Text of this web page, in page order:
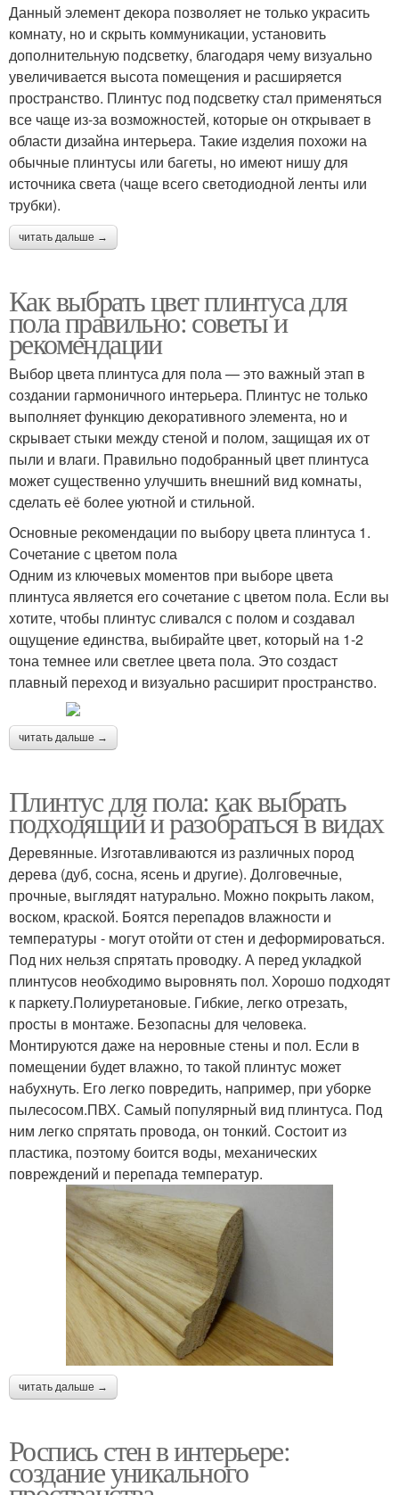
Данный элемент декора позволяет не только украсить
комнату, но и скрыть коммуникации, установить
дополнительную подсветку, благодаря чему визуально
увеличивается высота помещения и расширяется
пространство. Плинтус под подсветку стал применяться
все чаще из-за возможностей, которые он открывает в
области дизайна интерьера. Такие изделия похожи на
обычные плинтусы или багеты, но имеют нишу для
источника света (чаще всего светодиодной ленты или
трубки).
читать дальше →
Как выбрать цвет плинтуса для
пола правильно: советы и
рекомендации
Выбор цвета плинтуса для пола — это важный этап в
создании гармоничного интерьера. Плинтус не только
выполняет функцию декоративного элемента, но и
скрывает стыки между стеной и полом, защищая их от
пыли и влаги. Правильно подобранный цвет плинтуса
может существенно улучшить внешний вид комнаты,
сделать её более уютной и стильной.
Основные рекомендации по выбору цвета плинтуса 1.
Сочетание с цветом пола
Одним из ключевых моментов при выборе цвета
плинтуса является его сочетание с цветом пола. Если вы
хотите, чтобы плинтус сливался с полом и создавал
ощущение единства, выбирайте цвет, который на 1-2
тона темнее или светлее цвета пола. Это создаст
плавный переход и визуально расширит пространство.
читать дальше →
Плинтус для пола: как выбрать
подходящий и разобраться в видах
Деревянные. Изготавливаются из различных пород
дерева (дуб, сосна, ясень и другие). Долговечные,
прочные, выглядят натурально. Можно покрыть лаком,
воском, краской. Боятся перепадов влажности и
температуры - могут отойти от стен и деформироваться.
Под них нельзя спрятать проводку. А перед укладкой
плинтусов необходимо выровнять пол. Хорошо подходят
к паркету.Полиуретановые. Гибкие, легко отрезать,
просты в монтаже. Безопасны для человека.
Монтируются даже на неровные стены и пол. Если в
помещении будет влажно, то такой плинтус может
набухнуть. Его легко повредить, например, при уборке
пылесосом.ПВХ. Самый популярный вид плинтуса. Под
ним легко спрятать провода, он тонкий. Состоит из
пластика, поэтому боится воды, механических
повреждений и перепада температур.
читать дальше →
Роспись стен в интерьере:
создание уникального